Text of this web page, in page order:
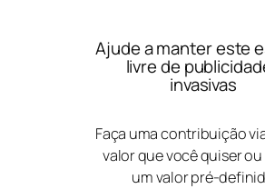
Ajude a manter este
livre de
invasivas
Faça uma contribuição
valor que você quiser
um valor pré-